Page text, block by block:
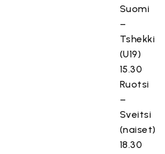
Suomi
–
Tshekki
(U19)
15.30
Ruotsi
–
Sveitsi
(naiset)
18.30